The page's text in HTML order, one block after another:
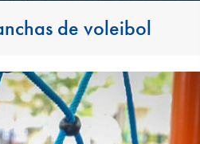
de voleibol